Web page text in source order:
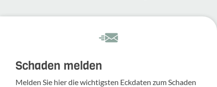
Schaden melden
Melden Sie hier die wich­tigsten Eckdaten zum Schaden